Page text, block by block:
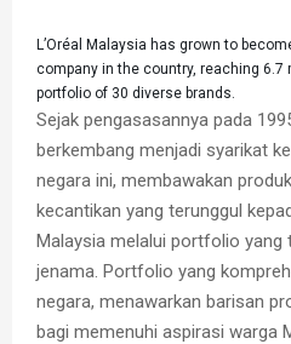
L’Oréal Malaysia has grown to
company in the country, reaching
portfolio of 30 diverse brands.
Sejak pengasasannya pada
berkembang menjadi syarikat
negara ini, membawakan
kecantikan yang terunggul
Malaysia melalui portfolio yang
jenama. Portfolio yang
negara, menawarkan barisan
bagi memenuhi aspirasi warga